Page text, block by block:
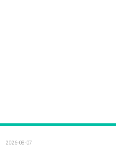
2026-08-07